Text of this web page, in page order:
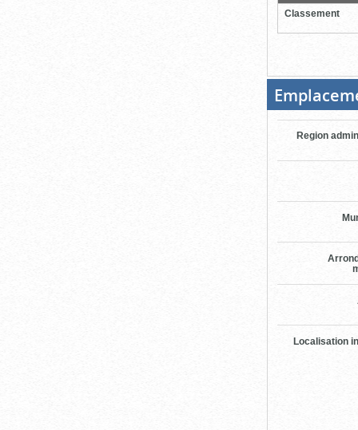
Classement
Region
Localisation